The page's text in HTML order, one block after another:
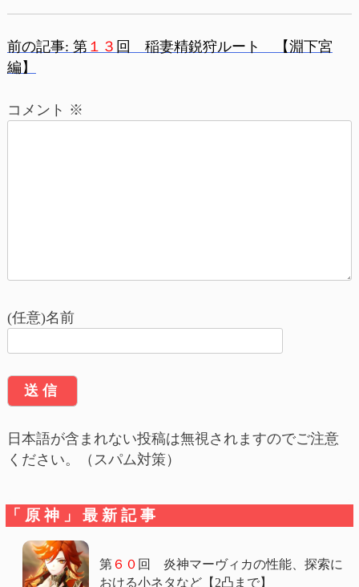
投
ン
前の記事: 第１３ 回 稲妻精鋭狩ルート 【淵下宮
編】
コメント ※
(任意)名前
日本語が含まれない投稿は無視されますのでご注意
ください。（スパム対策）
「原神」最新記事
第６０ 回 炎神マーヴィカの性能、探索に
おける小ネタなど【2凸まで】